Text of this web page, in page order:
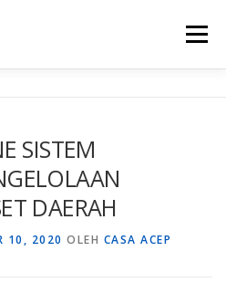
Menu
EVALUASI
SISTEM
DAERAH
10, 2020 OLEH CASA ACEP